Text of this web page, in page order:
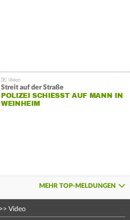
Streit auf der Straße
POLIZEI SCHIESST AUF MANN IN W
EINHEIM
MEHR TOP-MELDUNGEN
Video